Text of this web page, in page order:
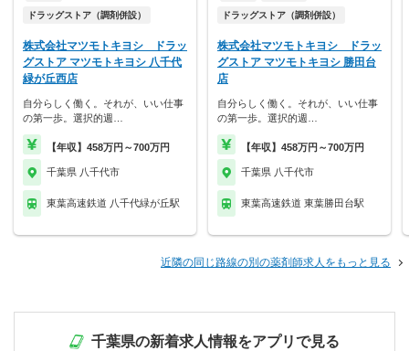
ドラッグストア（調剤併設）
株式会社マツモトキヨシ ドラッ
グストア マツモトキヨシ 八千代
緑が丘西店
自分らしく働く。それが、いい仕事
の第一歩。選択的週…
【年収】458万円～700万円
千葉県 八千代市
東葉高速鉄道 八千代緑が丘駅
ドラッグストア（調剤併設）
株式会社マツモトキヨシ ドラッ
グストア マツモトキヨシ 勝田台
店
自分らしく働く。それが、いい仕事
の第一歩。選択的週…
【年収】458万円～700万円
千葉県 八千代市
東葉高速鉄道 東葉勝田台駅
近隣の同じ路線の別の薬剤師求人をもっと見る
千葉県の新着求人情報をアプリで見る